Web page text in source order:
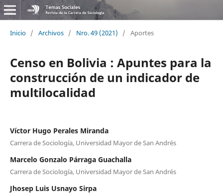
Inicio / Archivos / Nro. 49 (2021) / Aportes
Censo en Bolivia : Apuntes para la
construcción de un indicador de
multilocalidad
Víctor Hugo Perales Miranda
Carrera de Sociología, Universidad Mayor de San Andrés
Marcelo Gonzalo Párraga Guachalla
Carrera de Sociología, Universidad Mayor de San Andrés
Jhosep Luis Usnayo Sirpa